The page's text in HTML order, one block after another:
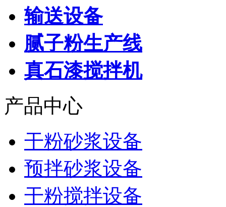
输送设备
腻子粉生产线
真石漆搅拌机
产品中心
干粉砂浆设备
预拌砂浆设备
干粉搅拌设备